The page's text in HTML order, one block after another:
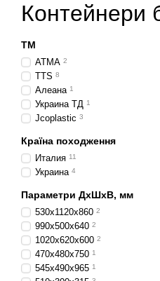
Контейнери
ТМ
АТМА 2
TTS 8
Алеана 1
Украина ТД 1
Jcoplastic 3
Країна походження
Италия 11
Украина 4
Параметри ДхШхВ, мм
530х1120х860 2
990х500х640 2
1020х620х600 2
470х480х750 1
545х490х965 1